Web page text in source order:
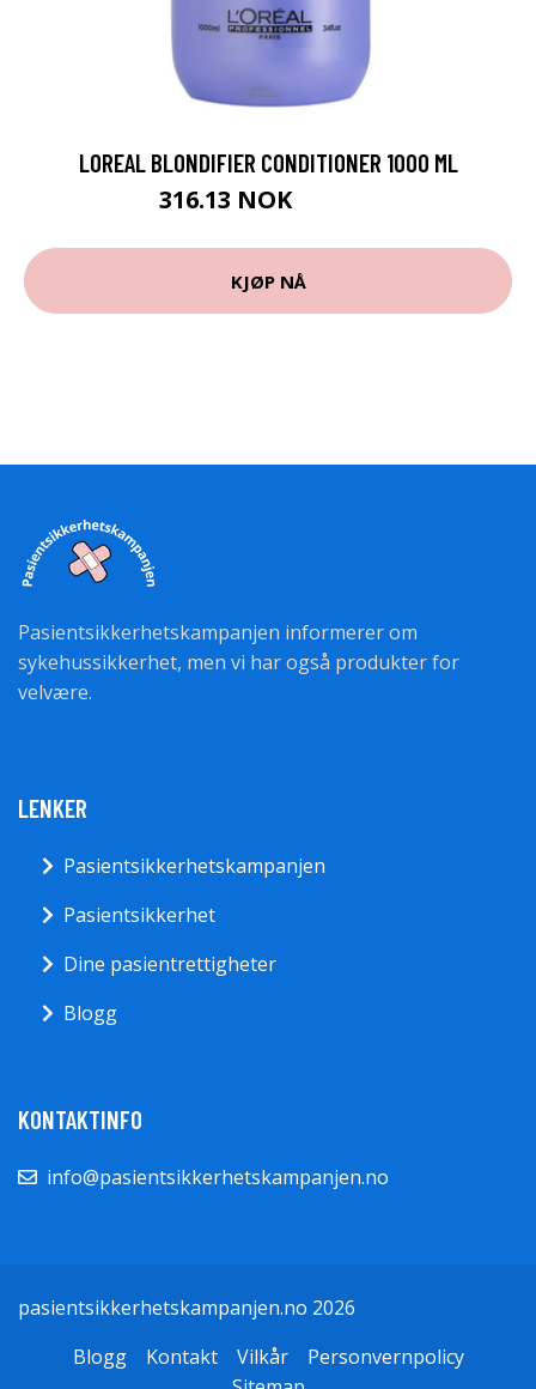
LOREAL BLONDIFIER CONDITIONER 1000 ML
316.13 NOK
KJØP NÅ
Pasientsikkerhetskampanjen informerer om
sykehussikkerhet, men vi har også produkter for
velvære.
LENKER
Pasientsikkerhetskampanjen
Pasientsikkerhet
Dine pasientrettigheter
Blogg
KONTAKTINFO
info@pasientsikkerhetskampanjen.no
pasientsikkerhetskampanjen.no 2026
Blogg
Kontakt Vilkår
Personvernpolicy